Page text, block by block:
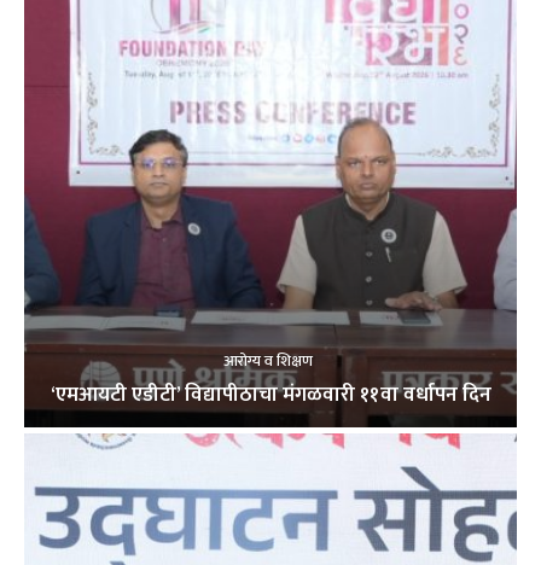
आरोग्य व शिक्षण
‘एमआयटी एडीटी’ विद्यापीठाचा मंगळवारी ११वा वर्धापन दिन